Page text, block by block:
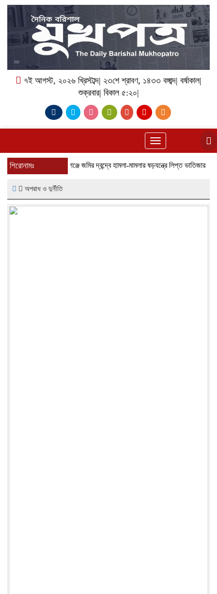
৭ই আগস্ট, ২০২৬ খ্রিস্টাব্দ| ২৩শে শ্রাবণ, ১৪৩৩ বঙ্গাব্দ| বর্ষাকাল|
শুক্রবার| বিকাল ৫:২০|
Toggle
navigation
শিরোনামঃবাকেরগঞ্জে জমির দ্বন্দ্বে হামলা-মামলার ষড়যন্ত্রে লিপ্ত ভাতিজার বিরুদ্ধে
অপরাধ ও দুর্নীতি